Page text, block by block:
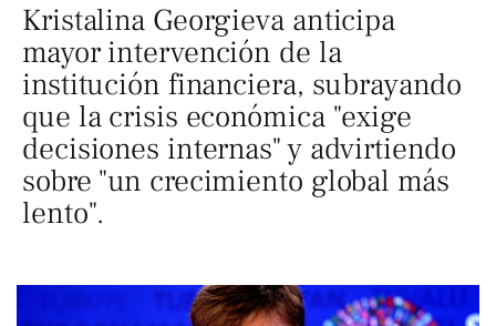
Kristalina Georgieva anticipa
mayor intervención de la
institución financiera, subrayando
que la crisis económica "exige
decisiones internas" y advirtiendo
sobre "un crecimiento global más
lento".